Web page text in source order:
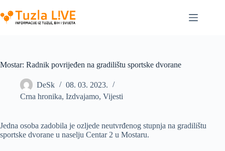
to
content
Mostar: Radnik povrijeđen na gradilištu sportske dvorane
DeSk
08. 03. 2023.
Crna hronika, Izdvajamo, Vijesti
Jedna osoba zadobila je ozljede neutvrđenog stupnja na gradilištu
sportske dvorane u naselju Centar 2 u Mostaru.